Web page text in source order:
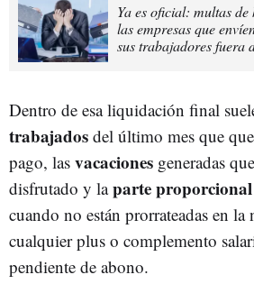
Ya es oficial: multas
las empresas que
sus trabajadores fuera
Dentro de esa liquidación final
trabajados del último mes que
pago, las vacaciones generadas
disfrutado y laparte proporcional
cuando no están prorrateadas en
cualquier plus o complemento
pendiente de abono.